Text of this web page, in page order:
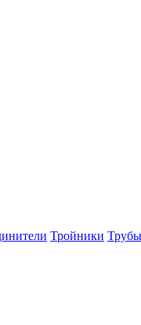
Тройники Трубы